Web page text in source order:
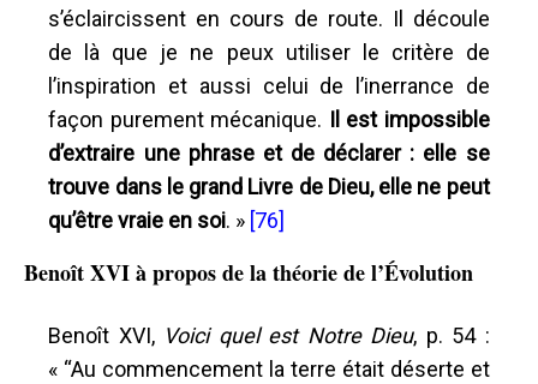
s’éclaircissent en cours de route. Il découle
de là que je ne peux utiliser le critère de
l’inspiration et aussi celui de l’inerrance de
façon purement mécanique. Il est impossible
d’extraire une phrase et de déclarer : elle se
trouve dans le grand Livre de Dieu, elle ne peut
qu’être vraie en soi. » [76]
Benoît XVI à propos de la théorie de l’Évolution
Benoît XVI, Voici quel est Notre Dieu, p. 54 :
« “Au commencement la terre était déserte et